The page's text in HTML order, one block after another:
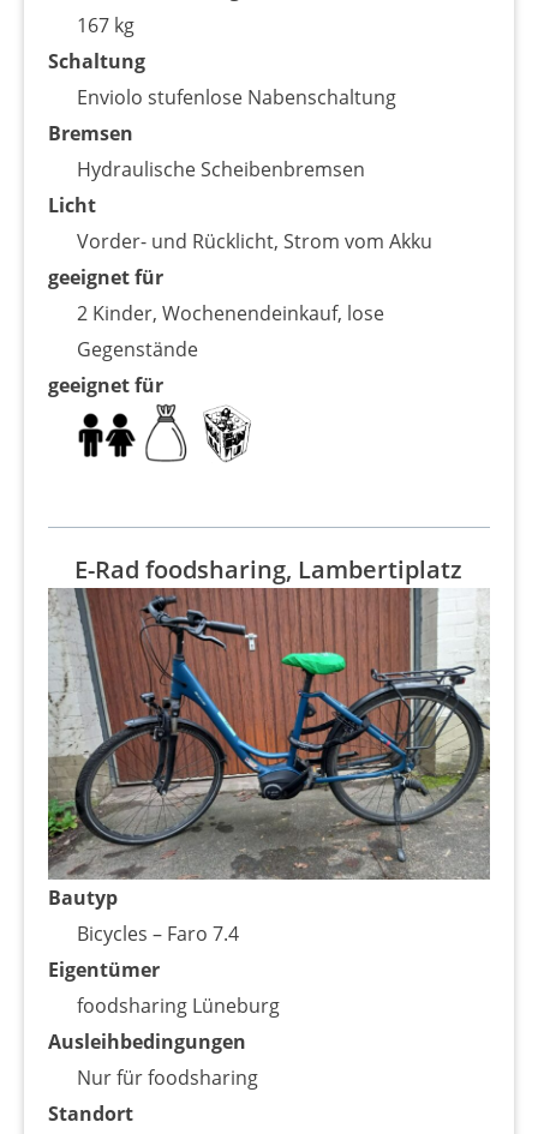
167 kg
Schaltung
Enviolo stufenlose Nabenschaltung
Bremsen
Hydraulische Scheibenbremsen
Licht
Vorder- und Rücklicht, Strom vom Akku
geeignet für
2 Kinder, Wochenendeinkauf, lose
Gegenstände
geeignet für
E-Rad foodsharing, Lambertiplatz
Bautyp
Bicycles – Faro 7.4
Eigentümer
foodsharing Lüneburg
Ausleihbedingungen
Nur für foodsharing
Standort